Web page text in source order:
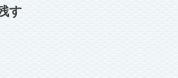
す